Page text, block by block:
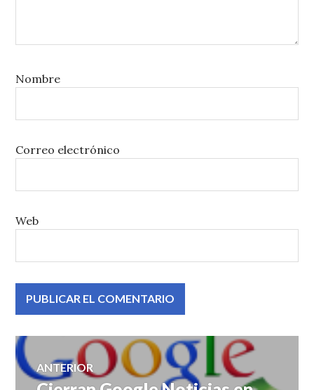
Nombre
Correo electrónico
Web
Navegación
ANTERIOR
Entrada